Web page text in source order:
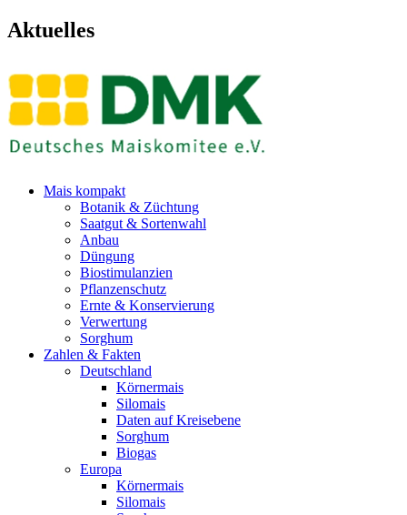
Aktuelles
Mais kompakt
Botanik & Züchtung
Saatgut & Sortenwahl
Anbau
Düngung
Biostimulanzien
Pflanzenschutz
Ernte & Konservierung
Verwertung
Sorghum
Zahlen & Fakten
Deutschland
Körnermais
Silomais
Daten auf Kreisebene
Sorghum
Biogas
Europa
Körnermais
Silomais